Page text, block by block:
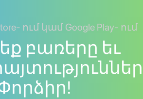
ում կամ Google Play- ում
բառերը եւ